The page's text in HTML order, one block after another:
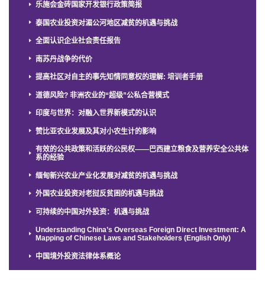
乐施会金砖国家开发银行政策简报
泰国农业投资对湄公河地区减贫的机遇与挑战
全面认识企业社会责任报告
南苏丹战争的代价
提高社区对自主的事先知情同意权的理解: 培训者手册
道德风险? 非洲农业的“超级”公私合营模式
印度与世界：对融入世界新模式的认识
赞比亚农业发展及其对小农生计的影响
有效的公共政策和活跃的公民权——巴西建立粮食及营养安全公共体
系的经验
缅甸新兴农业产业化发展对减贫的机遇与挑战
外国农业投资对老挝反贫困的机遇与挑战
可持续的中国对外投资：机遇与挑战
Understanding China’s Overseas Foreign Direct Investment: A
Mapping of Chinese Laws and Stakeholders (English Only)
中国境外投资法律体系概论